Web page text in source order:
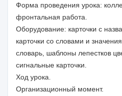
Форма проведения урока:
фронтальная работа.
Оборудование: карточки с
карточки со словами и
словарь, шаблоны лепестков
сигнальные карточки.
Ход урока.
Организационный момент.